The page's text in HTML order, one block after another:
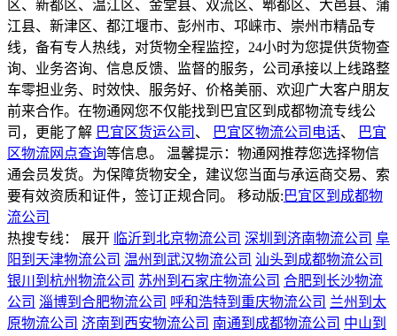
区、新都区、温江区、金堂县、双流区、郫都区、大邑县、蒲
江县、新津区、都江堰市、彭州市、邛崃市、崇州市精品专
线，备有专人热线，对货物全程监控，24小时为您提供货物查
询、业务咨询、信息反馈、监督的服务，公司承接以上线路整
车零担业务、时效快、服务好、价格美丽、欢迎广大客户朋友
前来合作。在物通网您不仅能找到巴宜区到成都物流专线公
司，更能了解 巴宜区货运公司 、 巴宜区物流公司电话、
巴宜
区物流网点查询等信息。 温馨提示：物通网推荐您选择物信
通会员发货。为保障货物安全，建议您当面与承运商交易、索
要有效资质和证件，签订正规合同。 移动版: 巴宜区到成都物
流公司
热搜专线： 展开 临沂到北京物流公司 深圳到济南物流公司 阜
阳到天津物流公司 温州到武汉物流公司 汕头到成都物流公司
银川到杭州物流公司 苏州到石家庄物流公司 合肥到长沙物流
公司 淄博到合肥物流公司 呼和浩特到重庆物流公司 兰州到太
原物流公司 济南到西安物流公司 南通到成都物流公司 中山到